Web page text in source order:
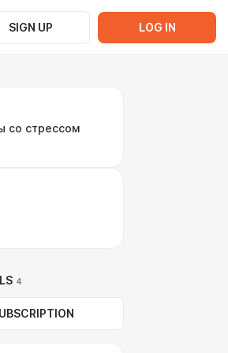
SIGN UP LOG IN
со стрессом
4